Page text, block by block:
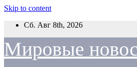
Skip to content
Сб. Авг 8th, 2026
Мировые